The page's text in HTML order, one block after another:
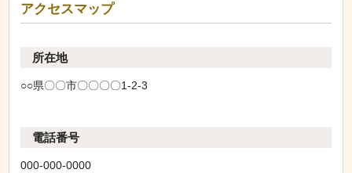
アクセスマップ
所在地
○○県〇〇市〇〇〇〇1-2-3
電話番号
000-000-0000